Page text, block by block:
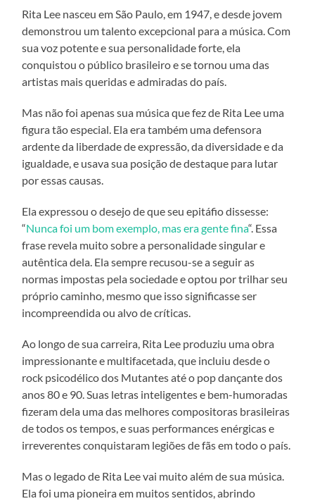
Rita Lee nasceu em São Paulo, em 1947, e desde jovem
demonstrou um talento excepcional para a música. Com
sua voz potente e sua personalidade forte, ela
conquistou o público brasileiro e se tornou uma das
artistas mais queridas e admiradas do país.
Mas não foi apenas sua música que fez de Rita Lee uma
figura tão especial. Ela era também uma defensora
ardente da liberdade de expressão, da diversidade e da
igualdade, e usava sua posição de destaque para lutar
por essas causas.
Ela expressou o desejo de que seu epitáfio dissesse:
“Nunca foi um bom exemplo, mas era gente fina“. Essa
frase revela muito sobre a personalidade singular e
autêntica dela. Ela sempre recusou-se a seguir as
normas impostas pela sociedade e optou por trilhar seu
próprio caminho, mesmo que isso significasse ser
incompreendida ou alvo de críticas.
Ao longo de sua carreira, Rita Lee produziu uma obra
impressionante e multifacetada, que incluiu desde o
rock psicodélico dos Mutantes até o pop dançante dos
anos 80 e 90. Suas letras inteligentes e bem-humoradas
fizeram dela uma das melhores compositoras brasileiras
de todos os tempos, e suas performances enérgicas e
irreverentes conquistaram legiões de fãs em todo o país.
Mas o legado de Rita Lee vai muito além de sua música.
Ela foi uma pioneira em muitos sentidos, abrindo